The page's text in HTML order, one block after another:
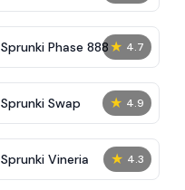
★ 4.7
Sprunki Phase 888
★ 4.9
Sprunki Swap
★ 4.3
Sprunki Vineria